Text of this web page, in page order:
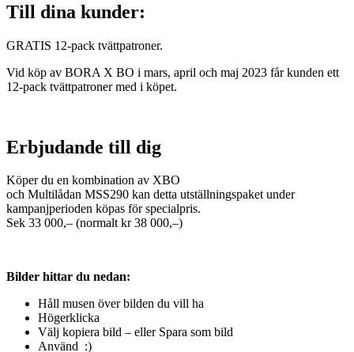
Till dina kunder:
GRATIS 12-pack tvättpatroner.
Vid köp av BORA X BO i mars, april och maj 2023 får kunden ett
12-pack tvättpatroner med i köpet.
Erbjudande till dig
Köper du en kombination av XBO
och Multilådan MSS290 kan detta utställningspaket under
kampanjperioden köpas för specialpris.
Sek 33 000,– (normalt kr 38 000,–)
Bilder hittar du nedan:
Håll musen över bilden du vill ha
Högerklicka
Välj kopiera bild – eller Spara som bild
Använd :)